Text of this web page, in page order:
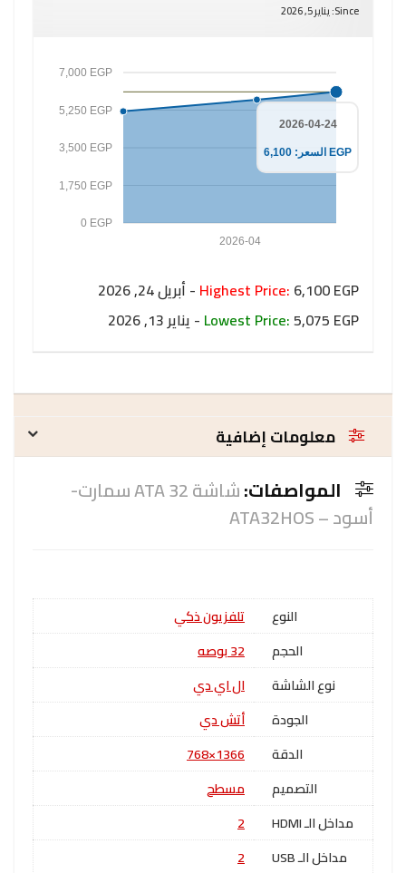
Since: يناير 5, 2026
0 EGP
1,750 EGP
3,500 EGP
5,250 EGP
7,000 EGP
2026-04
2026-04-24
السعر: 6,100 EGP
Highest Price: 6,100 EGP - أبريل 24, 2026
Lowest Price:5,075 EGP - يناير 13, 2026
معلومات إضافية
المواصفات:
شاشة 32 ATA سمارت-
أسود – ATA32HOS
النوع
تلفزيون ذكي
الحجم
32 بوصه
نوع الشاشة
ال اي دي
الجودة
أتش دي
الدقة
1366×768
التصميم
مسطح
مداخل الـ HDMI
2
مداخل الـ USB
2